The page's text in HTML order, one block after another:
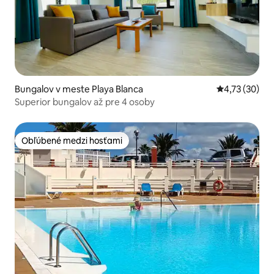
Bungalov v meste Playa Blanca Priemerné
4,73 (30)
Superior bungalov až pre 4 osoby
Obľúbené medzi hosťami
Obľúbené medzi hosťami